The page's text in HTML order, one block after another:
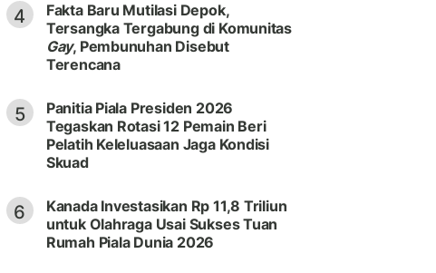
4
Fakta Baru Mutilasi Depok,
Tersangka Tergabung di Komunitas
Gay, Pembunuhan Disebut
Terencana
5
Panitia Piala Presiden 2026
Tegaskan Rotasi 12 Pemain Beri
Pelatih Keleluasaan Jaga Kondisi
Skuad
6
Kanada Investasikan Rp 11,8 Triliun
untuk Olahraga Usai Sukses Tuan
Rumah Piala Dunia 2026